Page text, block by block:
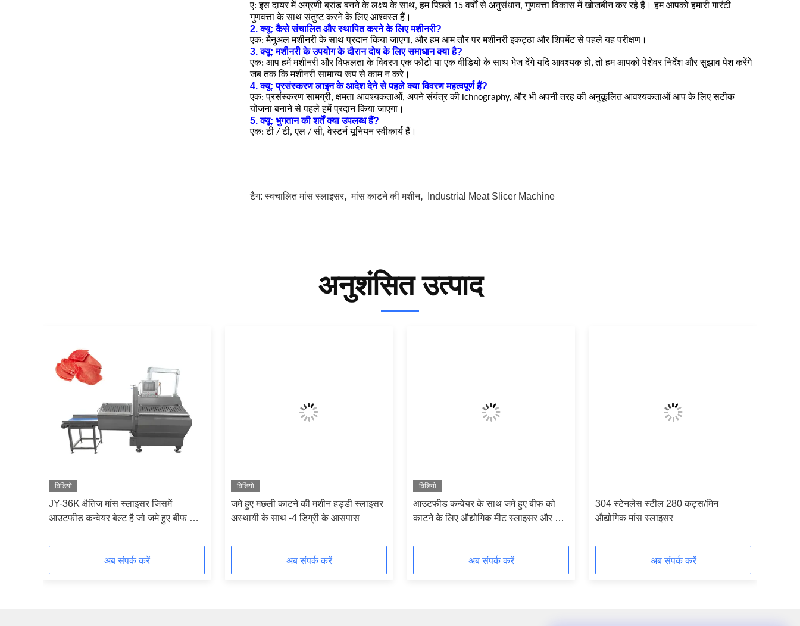
ए: इस दायर में अग्रणी ब्रांड बनने के लक्ष्य के साथ, हम पिछले 15 वर्षों से अनुसंधान, गुणवत्ता विकास में खोजबीन कर रहे हैं। हम आपको हमारी गारंटी
गुणवत्ता के साथ संतुष्ट करने के लिए आश्वस्त हैं।
2. क्यू: कैसे संचालित और स्थापित करने के लिए मशीनरी?
एक: मैनुअल मशीनरी के साथ प्रदान किया जाएगा, और हम आम तौर पर मशीनरी इकट्ठा और शिपमेंट से पहले यह परीक्षण।
3. क्यू: मशीनरी के उपयोग के दौरान दोष के लिए समाधान क्या है?
एक: आप हमें मशीनरी और विफलता के विवरण एक फोटो या एक वीडियो के साथ भेज देंगे यदि आवश्यक हो, तो हम आपको पेशेवर निर्देश और सुझाव पेश करेंगे
जब तक कि मशीनरी सामान्य रूप से काम न करे।
4. क्यू: प्रसंस्करण लाइन के आदेश देने से पहले क्या विवरण महत्वपूर्ण हैं?
एक: प्रसंस्करण सामग्री, क्षमता आवश्यकताओं, अपने संयंत्र की ichnography, और भी अपनी तरह की अनुकूलित आवश्यकताओं आप के लिए सटीक
योजना बनाने से पहले हमें प्रदान किया जाएगा।
5. क्यू: भुगतान की शर्तें क्या उपलब्ध हैं?
एक: टी / टी, एल / सी, वेस्टर्न यूनियन स्वीकार्य हैं।
टैग:स्वचालित मांस स्लाइसर,मांस काटने की मशीन, Industrial Meat Slicer Machine
अनुशंसित उत्पाद
विडियो
JY-36K क्षैतिज मांस स्लाइसर जिसमें
आउटफीड कन्वेयर बेल्ट है जो जमे हुए बीफ और
अब संपर्क करें
विडियो
जमे हुए मछली काटने की मशीन हड्डी स्लाइसर
अस्थायी के साथ -4 डिग्री के आसपास
अब संपर्क करें
विडियो
आउटफीड कन्वेयर के साथ जमे हुए बीफ को
काटने के लिए औद्योगिक मीट स्लाइसर और चॉप
अब संपर्क करें
304 स्टेनलेस स्टील 280 कट्स/मिन
औद्योगिक मांस स्लाइसर
अब संपर्क करें